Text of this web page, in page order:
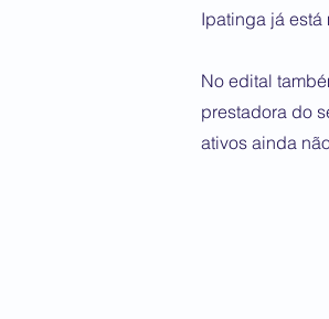
Ipatinga já está
No edital
prestadora do
ativos ainda